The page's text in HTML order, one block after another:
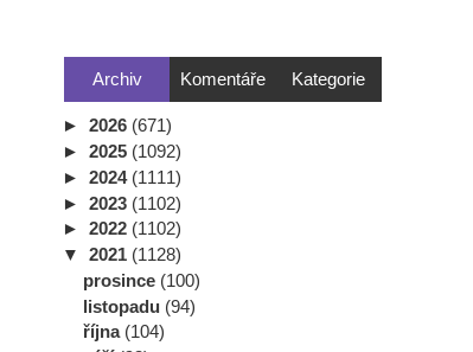
Archiv Komentáře Kategorie
► 2026 (671)
► 2025 (1092)
► 2024 (1111)
► 2023 (1102)
► 2022 (1102)
▼ 2021 (1128)
prosince (100)
listopadu (94)
října (104)